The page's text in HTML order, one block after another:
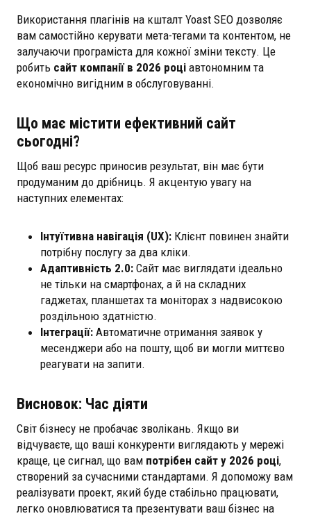
Використання плагінів на кшталт Yoast SEO дозволяє
вам самостійно керувати мета-тегами та контентом, не
залучаючи програміста для кожної зміни тексту. Це
робить сайт компанії в 2026 році автономним та
економічно вигідним в обслуговуванні.
Що має містити ефективний сайт
сьогодні?
Щоб ваш ресурс приносив результат, він має бути
продуманим до дрібниць. Я акцентую увагу на
наступних елементах:
Інтуїтивна навігація (UX): Клієнт повинен знайти
потрібну послугу за два кліки.
Адаптивність 2.0: Сайт має виглядати ідеально
не тільки на смартфонах, а й на складних
гаджетах, планшетах та моніторах з надвисокою
роздільною здатністю.
Інтеграції: Автоматичне отримання заявок у
месенджери або на пошту, щоб ви могли миттєво
реагувати на запити.
Висновок: Час діяти
Світ бізнесу не пробачає зволікань. Якщо ви
відчуваєте, що ваші конкуренти виглядають у мережі
краще, це сигнал, що вам потрібен сайт у 2026 році,
створений за сучасними стандартами. Я допоможу вам
реалізувати проект, який буде стабільно працювати,
легко оновлюватися та презентувати ваш бізнес на